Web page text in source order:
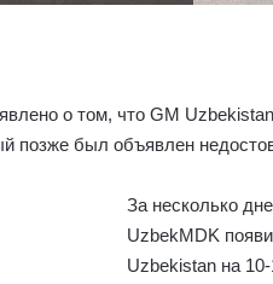
о том, что GM
позже был объявлен
За несколько
UzbekMDK
Uzbekistan на